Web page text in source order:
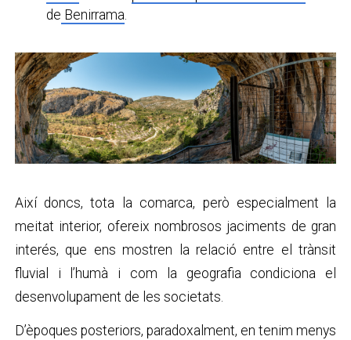
de Benirrama
Així doncs, tota la comarca, però especialment la
meitat interior, ofereix nombrosos jaciments de gran
interés, que ens mostren la relació entre el trànsit
fluvial i l’humà i com la geografia condiciona el
desenvolupament de les societats.
D’èpoques posteriors, paradoxalment, en tenim menys